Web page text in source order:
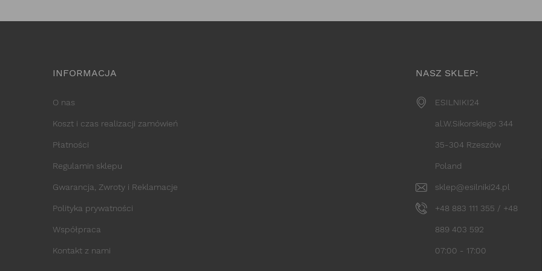
INFORMACJA
O nas
Koszt i czas realizacji zamówień
Płatności
Regulamin sklepu
Gwarancja, Zwroty i Reklamacje
Polityka prywatności
Współpraca
Kontakt z nami
NASZ SKLEP:
ESILNIKI24
al.W.Sikorskiego 344
35-304 Rzeszów
Poland
sklep@esilniki24.pl
+48 883 111 355 / +48
889 403 592
07:00 - 17:00